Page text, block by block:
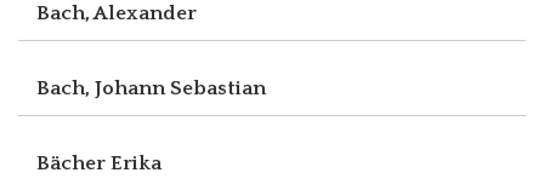
Bach, Alexander
Bach, Johann Sebastian
Bächer Erika